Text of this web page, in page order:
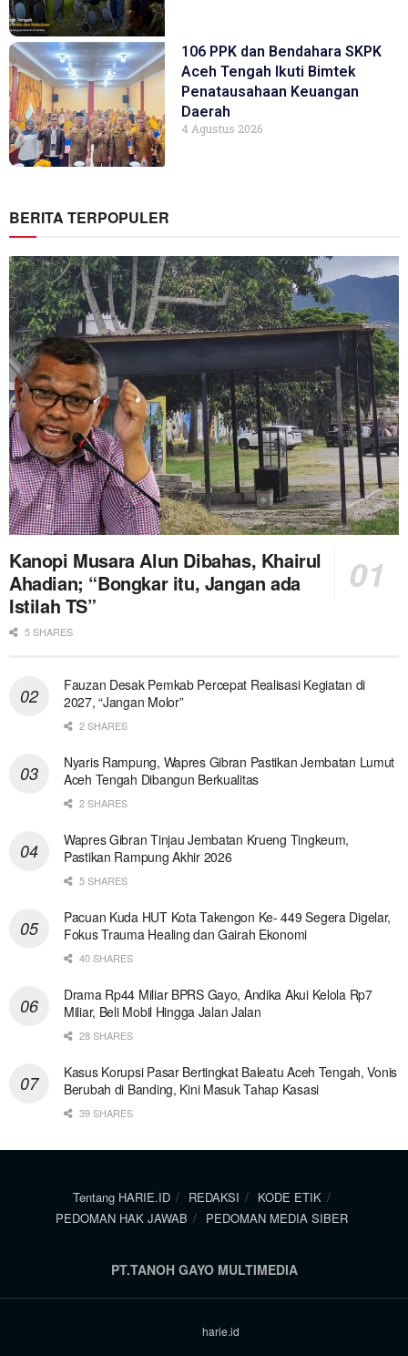
106 PPK dan Bendahara SKPK
Aceh Tengah Ikuti Bimtek
Penatausahaan Keuangan
Daerah
4 Agustus 2026
BERITA TERPOPULER
Kanopi Musara Alun Dibahas, Khairul
Ahadian; “Bongkar itu, Jangan ada
Istilah TS”
5 SHARES
Fauzan Desak Pemkab Percepat Realisasi Kegiatan di
2027, “Jangan Molor”
2 SHARES
Nyaris Rampung, Wapres Gibran Pastikan Jembatan Lumut
Aceh Tengah Dibangun Berkualitas
2 SHARES
Wapres Gibran Tinjau Jembatan Krueng Tingkeum,
Pastikan Rampung Akhir 2026
5 SHARES
Pacuan Kuda HUT Kota Takengon Ke- 449 Segera Digelar,
Fokus Trauma Healing dan Gairah Ekonomi
40 SHARES
Drama Rp44 Miliar BPRS Gayo, Andika Akui Kelola Rp7
Miliar, Beli Mobil Hingga Jalan Jalan
28 SHARES
Kasus Korupsi Pasar Bertingkat Baleatu Aceh Tengah, Vonis
Berubah di Banding, Kini Masuk Tahap Kasasi
39 SHARES
Tentang HARIE.ID REDAKSI
KODE ETIK
PEDOMAN HAK JAWAB
PEDOMAN MEDIA SIBER
PT.TANOH GAYO MULTIMEDIA
harie.id